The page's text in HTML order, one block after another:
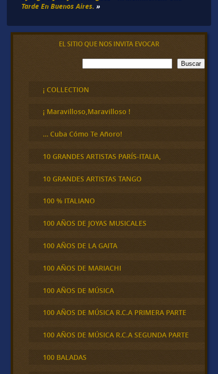
Tarde En Buenos Aires. »
EL SITIO QUE NOS INVITA EVOCAR
B
u
c
a
Buscar
¡ COLLECTION
¡ Maravilloso,Maravilloso !
… Cuba Cómo Te Añoro!
10 GRANDES ARTISTAS PARÍS-ITALIA,
10 GRANDES ARTISTAS TANGO
100 % ITALIANO
100 AÑOS DE JOYAS MUSICALES
100 AÑOS DE LA GAITA
100 AÑOS DE MARIACHI
100 AÑOS DE MÚSICA
100 AÑOS DE MÚSICA R.C.A PRIMERA PARTE
100 AÑOS DE MÚSICA R.C.A SEGUNDA PARTE
100 BALADAS